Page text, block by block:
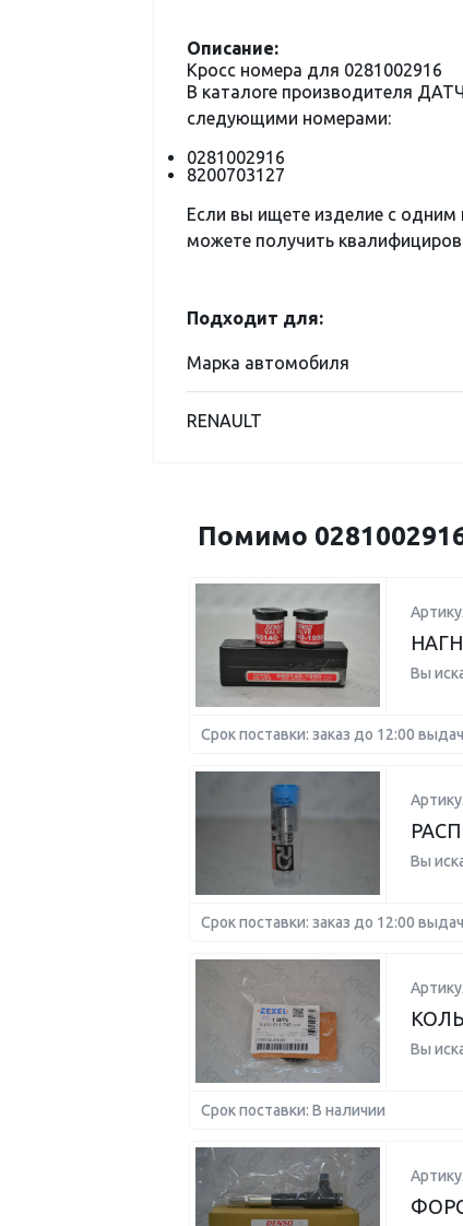
Описание:
Кросс номера для 0281002916
В каталоге производителя
следующими номерами:
0281002916
8200703127
Если вы ищете изделие с
можете получить
Подходит для:
Марка автомобиля
RENAULT
Помимо
Вы
Срок поставки: заказ до 12:00
Вы
Срок поставки: заказ до 12:00
Вы
Срок поставки: В наличии